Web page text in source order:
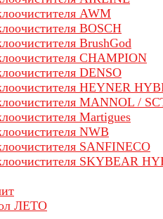
AWM
BOSCH
BrushGod
CHAMPION
DENSO
HEYNER
MANNOL /
Martigues
NWB
SANFINECO
SKYBEAR
ЛЕТО